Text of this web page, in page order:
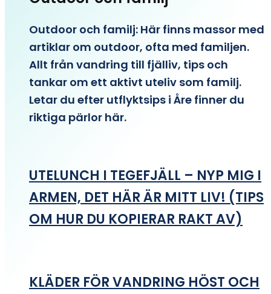
Outdoor och familj: Här finns massor med
artiklar om outdoor, ofta med familjen.
Allt från vandring till fjälliv, tips och
tankar om ett aktivt uteliv som familj.
Letar du efter utflyktsips i Åre finner du
riktiga pärlor här.
UTELUNCH I TEGEFJÄLL – NYP MIG I
ARMEN, DET HÄR ÄR MITT LIV! (TIPS
OM HUR DU KOPIERAR RAKT AV)
KLÄDER FÖR VANDRING HÖST OCH